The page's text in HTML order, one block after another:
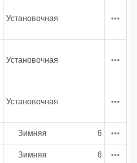
Установочная
Установочная
Установочная
Зимняя 6
Зимняя 6